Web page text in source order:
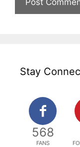
Stay
568
FANS